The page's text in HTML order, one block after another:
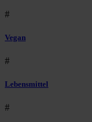
#
Vegan
#
Lebensmittel
#